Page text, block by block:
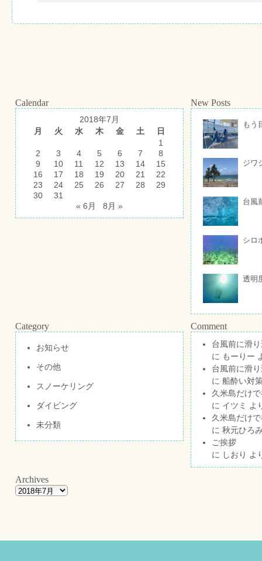
Calendar
2018年7月
月
火 水 木 金 土
日
1
2
3 4 5 6 7
8
9
10 11 12 13 14
15
16
17 18 19 20 21
22
23
24 25 26 27 28
29
30
31
« 6月
8月 »
New Posts
もう
ジワ
台風
シロ
透明
Category
お知らせ
その他
スノーケリング
ダイビング
未分類
Comment
台風前に滑
に もーりー
台風前に滑
に 船酔い対
久米島だけ
に イツミ
よ
久米島だけ
に 秋元ひろ
ご挨拶
に しおり よ
Archives